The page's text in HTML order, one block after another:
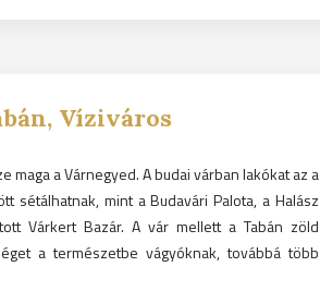
Víziváros
a Várnegyed. A budai várban lakókat az a
sétálhatnak, mint a Budavári Palota, a Halász
Várkert Bazár. A vár mellett a Tabán zöld
a természetbe vágyóknak, továbbá több